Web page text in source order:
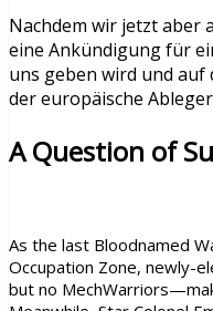
Nachdem wir jetzt aber
eine Ankündigung für
uns geben wird und auf
der europäische
A Question of
As the last Bloodnamed
Occupation Zone, newly-
but no